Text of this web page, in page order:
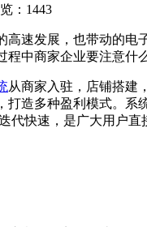
：1443
高速发展，也带动的
程中商家企业要注意什
从商家入驻，店铺搭建
打造多种盈利模式。系
代快速，是广大用户直